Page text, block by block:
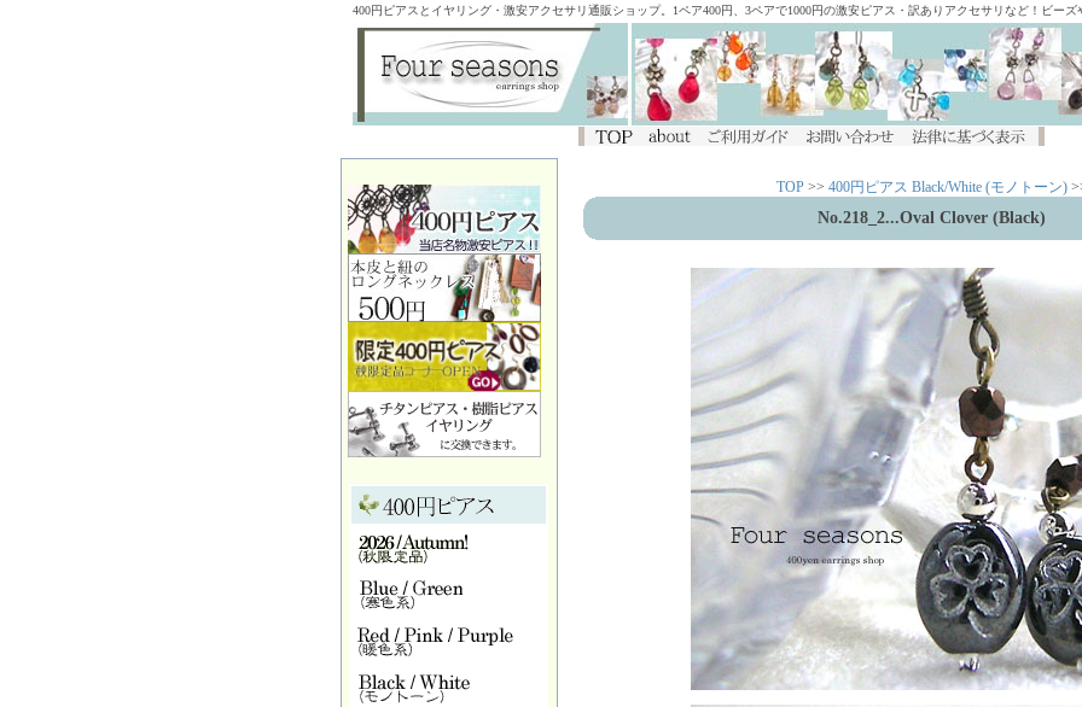
400円ピアスとイヤリング・激安アクセサリ通販ショップ。1ペア400円、3ペアで1000円の激安ピアス・訳ありアクセサリなど！ビー
TOP >> 400円ピアス Black/White (モノトーン)
No.218_2...Oval Clover (Black)